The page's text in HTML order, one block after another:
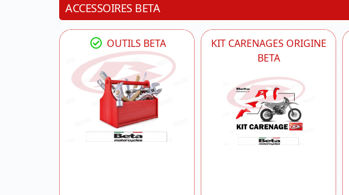
ACCESSOIRES BETA
OUTILS BETA
KIT CARENAGES ORIGINE
BETA